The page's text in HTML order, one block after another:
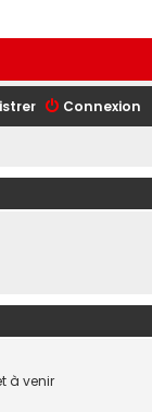
Connexion
à venir